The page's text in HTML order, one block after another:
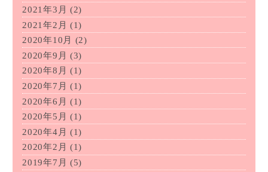
2021年3月 (2)
2021年2月 (1)
2020年10月
(2)
2020年9月 (3)
2020年8月 (1)
2020年7月 (1)
2020年6月 (1)
2020年5月 (1)
2020年4月 (1)
2020年2月 (1)
2019年7月 (5)